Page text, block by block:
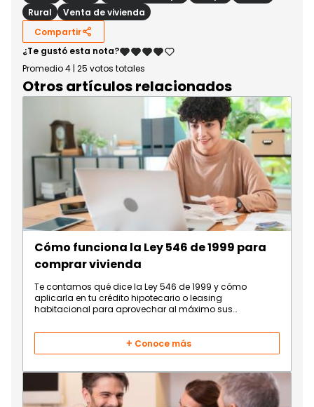
Rural
Venta de vivienda
Compartir
¿Te gustó esta nota?
Promedio4 | 25 votos totales
Otros artículos relacionados
Cómo funciona la Ley 546 de 1999 para
comprar vivienda
Te contamos qué dice la Ley 546 de 1999 y cómo
aplicarla en tu crédito hipotecario o leasing
habitacional para aprovechar al máximo sus
Conoce más